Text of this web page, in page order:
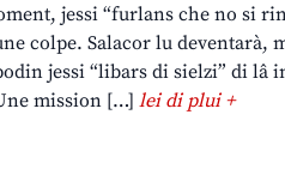
jessi “furlans che no si
colpe. Salacor lu deventarà,
jessi “libars di sielzi” di lâ
mission […] lei di plui +